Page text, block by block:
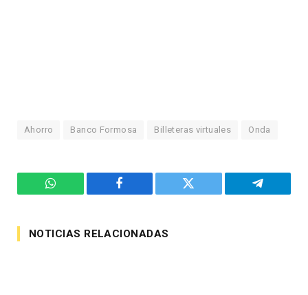
Ahorro Banco Formosa Billeteras virtuales Onda
WhatsApp Facebook Twitter Telegram
NOTICIAS RELACIONADAS